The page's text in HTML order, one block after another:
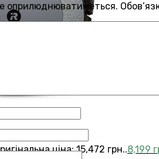
ціна: 15,472 грн..8,199
оприлюднюватиметься.